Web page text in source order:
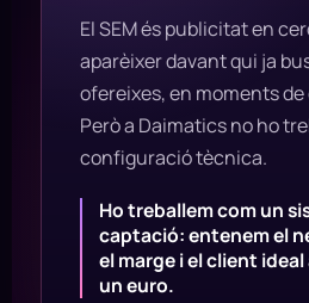
El SEM és publicitat en
aparèixer davant qui ja
ofereixes, en moments
Però a Daimatics no ho
configuració tècnica.
Ho treballem com un
captació: entenem el
el marge i el client
un euro.